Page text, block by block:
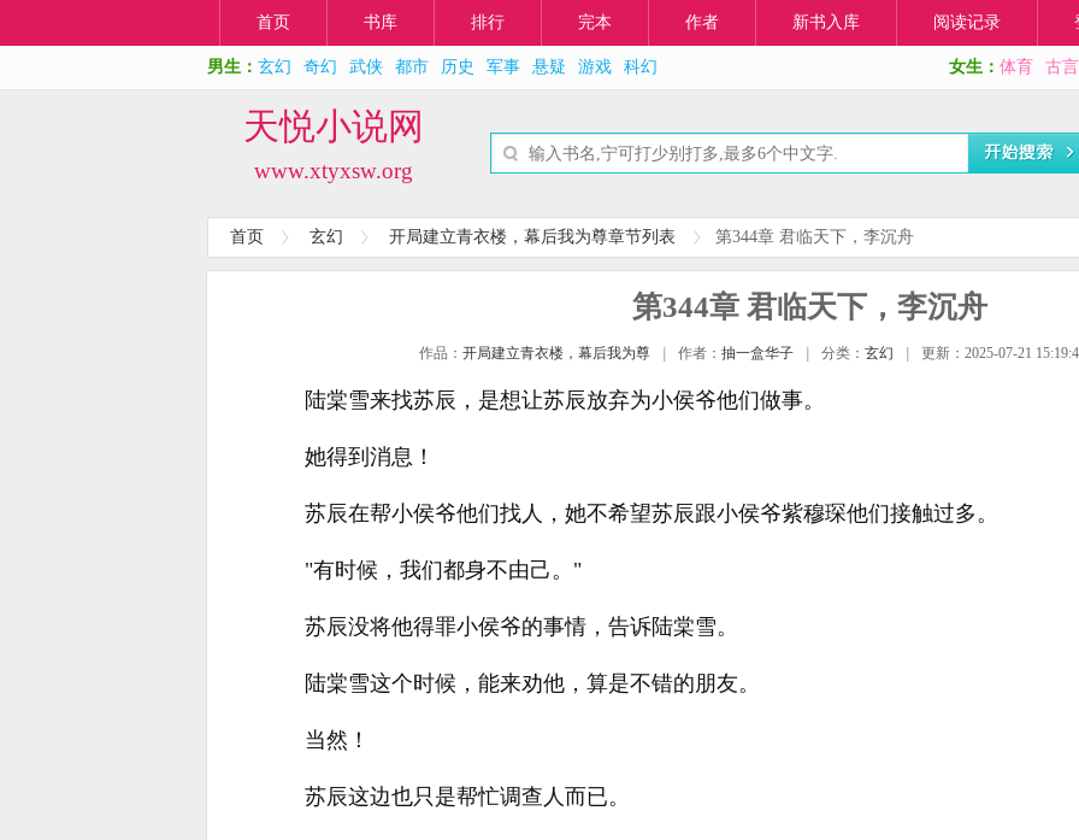
首页 书库 排行 完本 作者 新书入库 阅读记录
男生： 玄幻 奇幻 武侠 都市 历史 军事 悬疑 游戏 科幻 女生： 体育 古言
天悦小说网
www.xtyxsw.org
首页 玄幻 开局建立青衣楼，幕后我为尊章节列表 第344章 君临天下，李沉舟
第344章 君临天下，李沉舟
作品： 开局建立青衣楼，幕后我为尊 作者： 抽一盒华子 分类： 玄幻 更新：2025-07-21
陆棠雪来找苏辰，是想让苏辰放弃为小侯爷他们做事。
她得到消息！
苏辰在帮小侯爷他们找人，她不希望苏辰跟小侯爷紫穆琛他们接触过多。
"有时候，我们都身不由己。"
苏辰没将他得罪小侯爷的事情，告诉陆棠雪。
陆棠雪这个时候，能来劝他，算是不错的朋友。
当然！
苏辰这边也只是帮忙调查人而已。